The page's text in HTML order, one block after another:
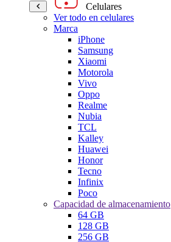
Celulares
Ver todo en celulares
Marca
iPhone
Samsung
Xiaomi
Motorola
Vivo
Oppo
Realme
Nubia
TCL
Kalley
Huawei
Honor
Tecno
Infinix
Poco
Capacidad de almacenamiento
64 GB
128 GB
256 GB